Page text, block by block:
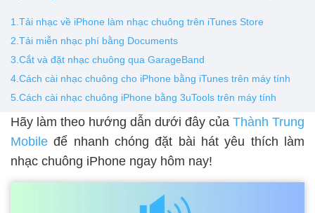
Thay vỏ
Vỏ iPhone Vỏ Samsung
Vỏ Huawei Vỏ Vivo
1.Tải nhạc về iPhone làm nhạc chuông trên iTunes Store
2.Tải miễn nhạc phí bằng Documents
3.Cắt và đặt nhạc chuông qua GarageBand
4.Cách cài nhạc chuông cho iPhone bằng iTunes trên máy tính
5.Cách cài nhạc chuông iPhone bằng 3uTools trên máy tính
Hãy làm theo hướng dẫn dưới đây của Thành Trung
Mobile để nhanh chóng đặt bài hát yêu thích làm
nhạc chuông iPhone ngay hôm nay!